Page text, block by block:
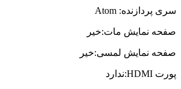
سری پردازنده: Atom
صفحه نمایش مات:خیر
صفحه نمایش لمسی:خیر
پورت HDMI:ندارد